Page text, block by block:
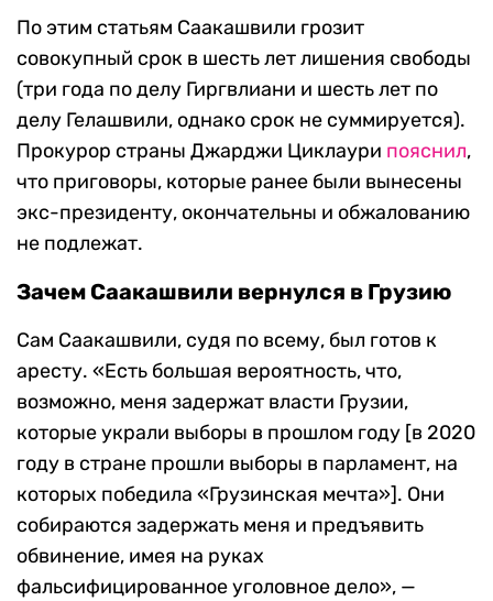
По этим статьям Саакашвили грозит
совокупный срок в шесть лет лишения свободы
(три года по делу Гиргвлиани и шесть лет по
делу Гелашвили, однако срок не суммируется).
Прокурор страны Джарджи Циклаури пояснил,
что приговоры, которые ранее были вынесены
экс-президенту, окончательны и обжалованию
не подлежат.
Зачем Саакашвили вернулся в Грузию
Сам Саакашвили, судя по всему, был готов к
аресту. «Есть большая вероятность, что,
возможно, меня задержат власти Грузии,
которые украли выборы в прошлом году [в 2020
году в стране прошли выборы в парламент, на
которых победила «Грузинская мечта»]. Они
собираются задержать меня и предъявить
обвинение, имея на руках
фальсифицированное уголовное дело», —